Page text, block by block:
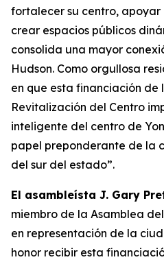
fortalecer su centro, apoyar
crear espacios públicos
consolida una mayor
Hudson. Como orgullosa
en que esta financiación
Revitalización del Centro
inteligente del centro de
papel preponderante de la
del sur del estado”.
El asambleísta J. Gary
miembro de la Asamblea
en representación de la
honor recibir esta